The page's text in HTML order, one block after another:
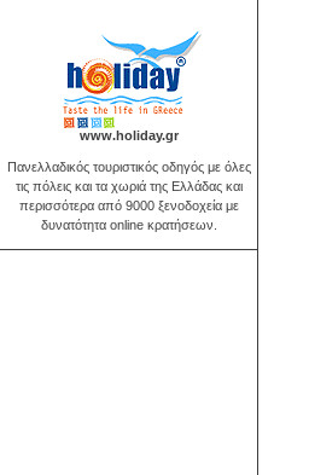
www.holiday.gr
Πανελλαδικός τουριστικός οδηγός με όλες
τις πόλεις και τα χωριά της Ελλάδας και
περισσότερα από 9000 ξενοδοχεία με
δυνατότητα online κρατήσεων.